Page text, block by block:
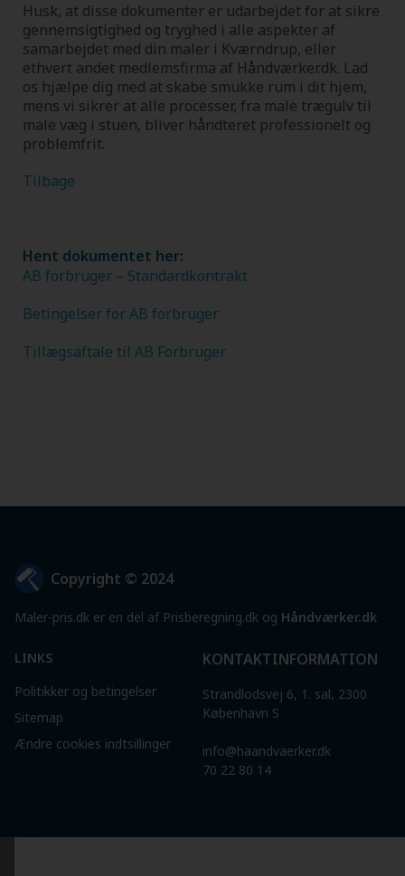
Husk, at disse dokumenter er udarbejdet for at sikre
gennemsigtighed og tryghed i alle aspekter af
samarbejdet med din maler i Kværndrup, eller
ethvert andet medlemsfirma af Håndværker.dk. Lad
os hjælpe dig med at skabe smukke rum i dit hjem,
mens vi sikrer at alle processer, fra male trægulv til
male væg i stuen, bliver håndteret professionelt og
problemfrit.
Tilbage
Hent dokumentet her:
AB forbruger – Standardkontrakt
Betingelser for AB forbruger
Tillægsaftale til AB Forbruger
Copyright © 2024
Maler-pris.dk er en del af Prisberegning.dk og Håndværker.dk
LINKS
Politikker og betingelser
Sitemap
Ændre cookies indtsillinger
KONTAKTINFORMATION
Strandlodsvej 6, 1. sal, 2300
København S
info@haandvaerker.dk
70 22 80 14